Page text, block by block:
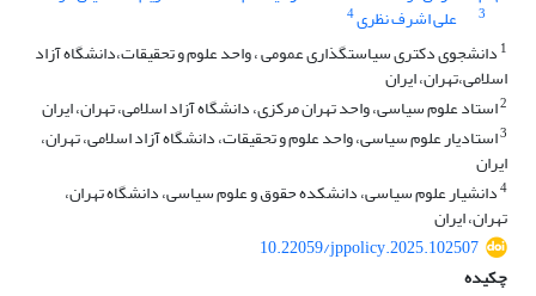
3 علی اشرف نظری4
1 دانشجوی دکتری سیاستگذاری عمومی ، واحد علوم و تحقیقات،دانشگاه آزاد
اسلامی،تهران، ایران
2استاد علوم سیاسی، واحد تهران مرکزی، دانشگاه آزاد اسلامی، تهران، ایران
3استادیار علوم سیاسی، واحد علوم و تحقیقات، دانشگاه آزاد اسلامی، تهران،
ایران
4دانشیار علوم سیاسی، دانشکده حقوق و علوم سیاسی، دانشگاه تهران،
تهران، ایران
10.22059/jppolicy.2025.102507
چکیده